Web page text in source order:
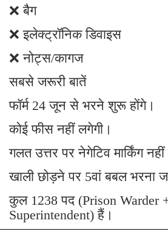
❌ बैग
❌ इलेक्ट्रॉनिक डिवाइस
❌ नोट्स/कागज
सबसे जरूरी बातें
फॉर्म 24 जून से भरने शुरू होंगे।
कोई फीस नहीं लगेगी।
गलत उत्तर पर नेगेटिव मार्किंग
खाली छोड़ने पर 5वां बबल भरना
कुल 1238 पद (Prison Warder
Superintendent) हैं।